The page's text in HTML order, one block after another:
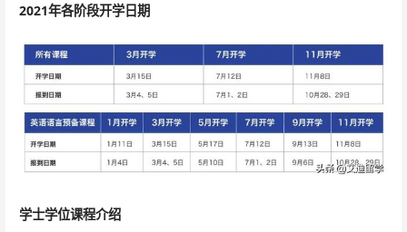
2021年各阶段开学日期
学士学位课程介绍